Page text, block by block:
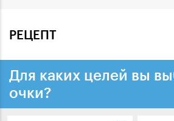
РЕЦЕПТ
Для каких целей вы
очки?